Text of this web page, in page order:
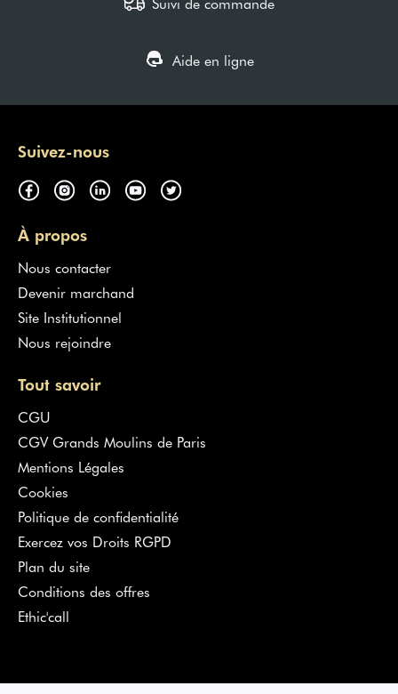
Aide en ligne
Suivez-nous
À propos
Nous contacter
Devenir marchand
Site Institutionnel
Nous rejoindre
Tout savoir
CGU
CGV Grands Moulins de Paris
Mentions Légales
Cookies
Politique de confidentialité
Exercez vos Droits RGPD
Plan du site
Conditions des offres
Ethic'call